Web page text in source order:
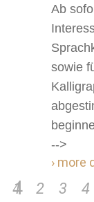
Ab
sowie
-->
› more
1 2 3 4